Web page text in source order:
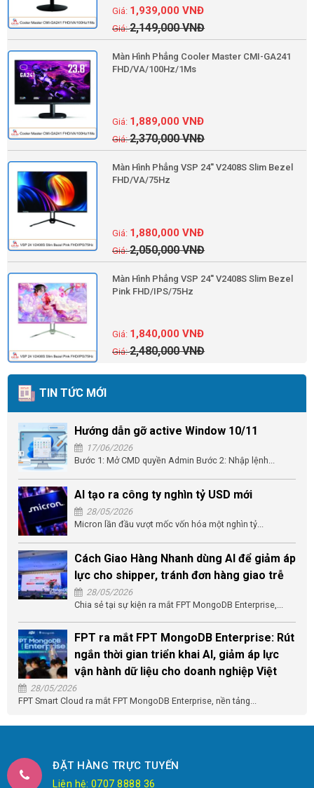
2,149,000VNĐ
1,939,000VNĐ
Màn Hình Phẳng Cooler Master CMI-GA241
FHD/VA/100Hz/1Ms
2,370,000VNĐ
1,889,000VNĐ
Màn Hình Phẳng VSP 24'' V2408S Slim Bezel
FHD/VA/75Hz
2,050,000VNĐ
1,880,000VNĐ
Màn Hình Phẳng VSP 24'' V2408S Slim Bezel
Pink FHD/IPS/75Hz
2,480,000VNĐ
1,840,000VNĐ
TIN TỨC MỚI
Hướng dẫn gỡ active Window 10/11
17/06/2026
Bước 1: Mở CMD quyền Admin Bước 2: Nhập lệnh...
AI tạo ra công ty nghìn tỷ USD mới
28/05/2026
Micron lần đầu vượt mốc vốn hóa một nghìn tỷ...
Cách Giao Hàng Nhanh dùng AI để giảm áp
lực cho shipper, tránh đơn hàng giao trễ
28/05/2026
Chia sẻ tại sự kiện ra mắt FPT MongoDB Enterprise,...
FPT ra mắt FPT MongoDB Enterprise: Rút
ngắn thời gian triển khai AI, giảm áp lực
vận hành dữ liệu cho doanh nghiệp Việt
28/05/2026
FPT Smart Cloud ra mắt FPT MongoDB Enterprise, nền tảng...
ĐẶT HÀNG TRỰC TUYẾN
Liên hệ: 0707 8888 36